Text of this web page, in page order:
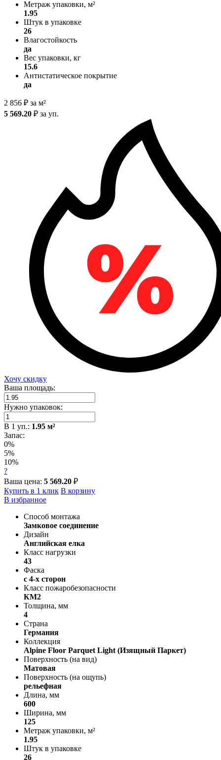
Метраж упаковки, м²
1.95
Штук в упаковке
26
Влагостойкость
да
Вес упаковки, кг
15.6
Антистатическое покрытие
да
2 856 ₽ за м²
5 569.20 ₽ за уп.
Хочу скидку
Ваша площадь:
Нужно упаковок:
В 1 уп.: 1.95 м²
Запас:
0%
5%
10%
?
Ваша цена: 5 569.20 ₽
Купить в 1 клик В корзину
В избранное
Способ монтажа
Замковое соединение
Дизайн
Английская елка
Класс нагрузки
43
Фаска
с 4-х сторон
Класс пожаробезопасности
КМ2
Толщина, мм
4
Страна
Германия
Коллекция
Alpine Floor Parquet Light (Изящный Паркет)
Поверхность (на вид)
Матовая
Поверхность (на ощупь)
рельефная
Длина, мм
600
Ширина, мм
125
Метраж упаковки, м²
1.95
Штук в упаковке
26